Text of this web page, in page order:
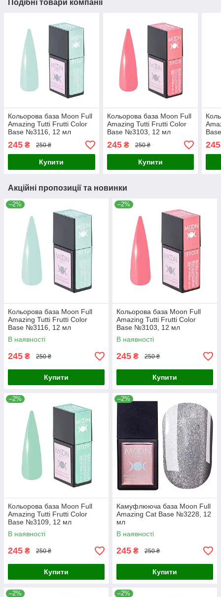
Подібні товари компанії
Кольорова база Moon Full
Amazing Tutti Frutti Color
Base №3116, 12 мл
245 ₴ 250 ₴
Купити
Кольорова база Moon Full
Amazing Tutti Frutti Color
Base №3103, 12 мл
245₴ 250 ₴
Купити
245
Акційні пропозиції та новинки
–2%
Кольорова база Moon Full
Amazing Tutti Frutti Color
Base №3116, 12 мл
В наявності
245 ₴ 250 ₴
Купити
–2%
Кольорова база Moon Full
Amazing Tutti Frutti Color
Base №3103, 12 мл
В наявності
245 ₴ 250 ₴
Купити
–2%
Кольорова база Moon Full
Amazing Tutti Frutti Color
Base №3109, 12 мл
В наявності
245 ₴ 250 ₴
Купити
–2%
Камуфлююча база Moon Full
Amazing Сat Base №3228, 12
мл
В наявності
245 ₴ 250 ₴
Купити
–2% –2%